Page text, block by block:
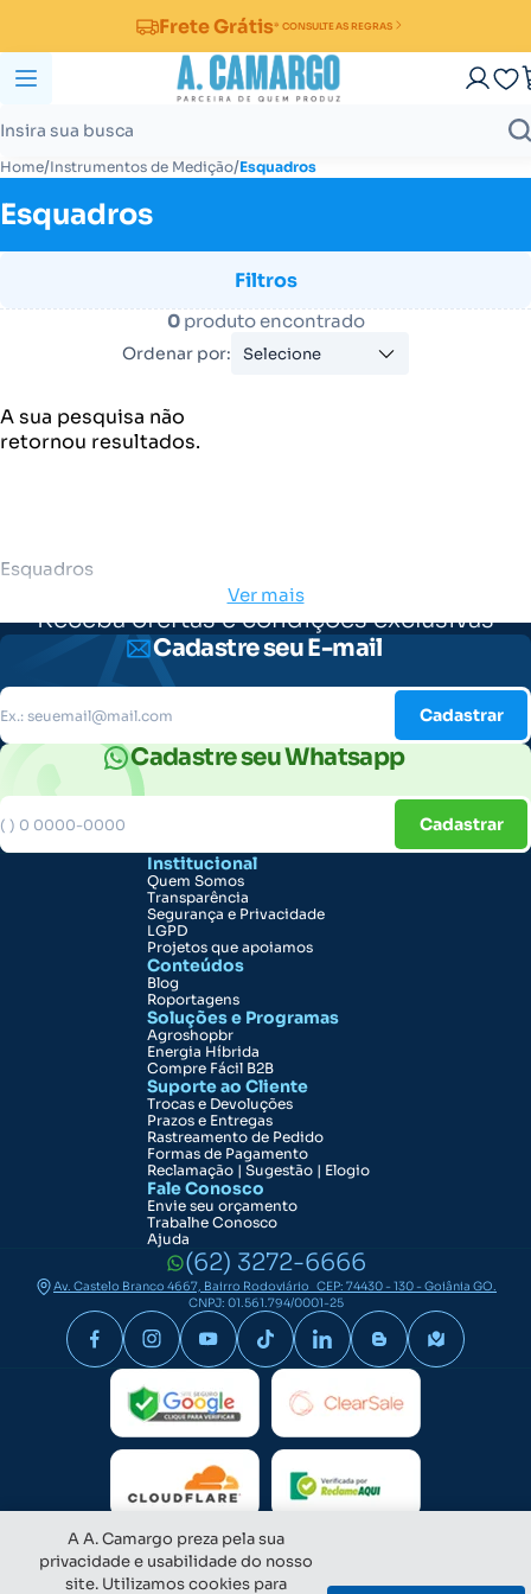
Frete Grátis* CONSULTE AS REGRAS
Home/Instrumentos de Medição/Esquadros
Esquadros
Filtros
0produto encontrado
Ordenar por: Selecione
A sua pesquisa não
retornou resultados.
Esquadros
Ver mais
Receba ofertas e condições exclusivas
Cadastre seu E-mail
Cadastrar
Cadastre seu Whatsapp
Cadastrar
Institucional
Quem Somos
Transparência
Segurança e Privacidade
LGPD
Projetos que apoiamos
Conteúdos
Blog
Roportagens
Soluções e Programas
Agroshopbr
Energia Híbrida
Compre Fácil B2B
Suporte ao Cliente
Trocas e Devoluções
Prazos e Entregas
Rastreamento de Pedido
Formas de Pagamento
Reclamação | Sugestão | Elogio
Fale Conosco
Envie seu orçamento
Trabalhe Conosco
Ajuda
(62) 3272-6666
Av. Castelo Branco 4667, Bairro Rodoviário CEP: 74430 - 130 - Goiânia GO.
CNPJ: 01.561.794/0001-25
A A. Camargo preza pela sua
privacidade e usabilidade do nosso
site. Utilizamos cookies para